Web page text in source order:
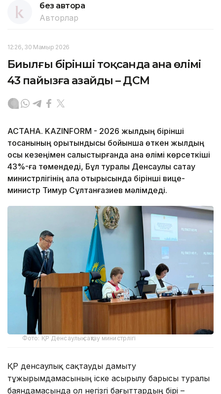
без автора
Авторлар
12:26, 30 Мамыр 2026
Биылғы бірінші тоқсанда ана өлімі
43 пайызға азайды – ДСМ
АСТАНА. KAZINFORM - 2026 жылдың бірінші
тоқсанының қорытындысы бойынша өткен жылдың
осы кезеңімен салыстырғанда ана өлімі көрсеткіші
43%-ға төмендеді, Бұл туралы Денсаулық сақтау
министрлігінің алқа отырысында бірінші вице-
министр Тимур Сұлтанғазиев мәлімдеді.
Фото: ҚР Денсаулық сақтау министрлігі
ҚР денсаулық сақтауды дамыту
тұжырымдамасының іске асырылу барысы туралы
баяндамасында ол негізгі бағыттардың бірі –